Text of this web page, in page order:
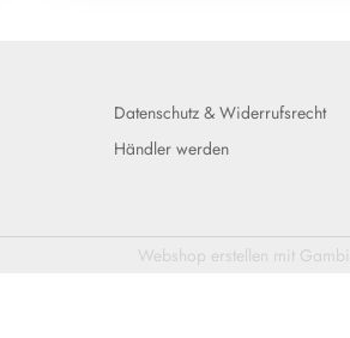
Datenschutz&Widerrufsrecht
Händler werden
Webshop erstellen mit